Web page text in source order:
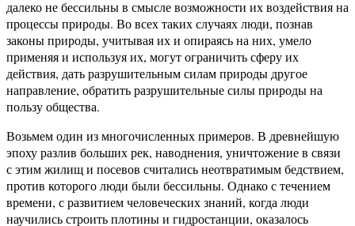
далеко не бессильны в смысле возможности их воздействия на
процессы природы. Во всех таких случаях люди, познав
законы природы, учитывая их и опираясь на них, умело
применяя и используя их, могут ограничить сферу их
действия, дать разрушительным силам природы другое
направление, обратить разрушительные силы природы на
пользу общества.
Возьмем один из многочисленных примеров. В древнейшую
эпоху разлив больших рек, наводнения, уничтожение в связи
с этим жилищ и посевов считались неотвратимым бедствием,
против которого люди были бессильны. Однако с течением
времени, с развитием человеческих знаний, когда люди
научились строить плотины и гидростанции, оказалось